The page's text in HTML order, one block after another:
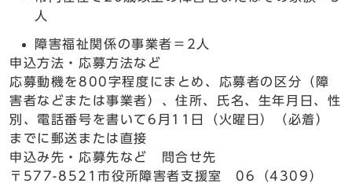
人
障害福祉関係の事業者＝2人
申込方法・応募方法など
応募動機を800字程度にまとめ、応募者の区分（障
害者などまたは事業者）、住所、氏名、生年月日、性
別、電話番号を書いて6月11日（火曜日）（必着）
までに郵送または直接
申込み先・応募先など 問合せ先
〒577-8521市役所障害者支援室 06（4309）